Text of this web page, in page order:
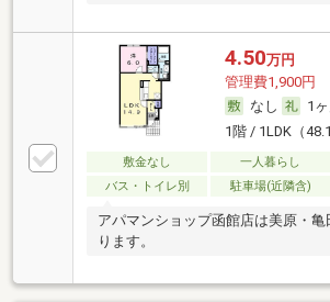
4.50万円
管理費1,900円
なし
1ヶ
1階 / 1LDK（
敷金なし 一人暮らし
バス・トイレ別
駐車場(近隣含)
アパマンショップ函館店は美原・
ります。